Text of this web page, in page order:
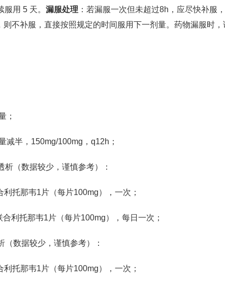
用 5 天。 漏服处理 ：若漏服一次但未超过8h，应尽快补服
不补服，直接按照规定的时间服用下一剂量。药物漏服时，
；
减半，150mg/100mg，q12h；
析（数据较少，谨慎参考）：
托那韦1片（每片100mg），一次；
利托那韦1片（每片100mg），每日一次；
（数据较少，谨慎参考）：
托那韦1片（每片100mg），一次；